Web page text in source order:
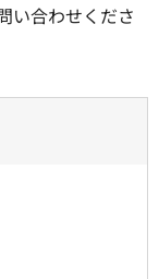
い合わせくださ